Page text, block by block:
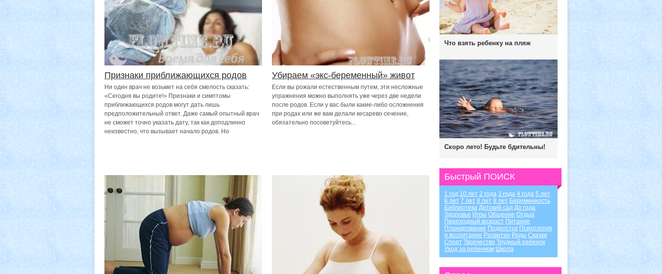
Признаки приближающихся родов
Ни один врач не возьмет на себя смелость сказать:
«Сегодня вы родите!» Признаки и симптомы
приближающихся родов могут дать лишь
предположительный ответ. Даже самый опытный врач
не сможет точно указать дату, так как доподлинно
неизвестно, что вызывает начало родов. Но
Убираем «экс-беременный» живот
Если вы рожали естественным путем, эти несложные
упражнения можно выполнять уже через две недели
после родов. Если у вас были какие-либо осложнения
при родах или же вам делали кесарево сечение,
обязательно посоветуйтесь...
Что взять ребенку на пляж
Скоро лето! Будьте бдительны!
Быстрый ПОИСК
1 год 10 лет 2 года 3 года 4 года 5 лет
6 лет 7 лет 8 лет 9 лет Беременность
Библиотека Детский сад До года
Здоровье Игры Общение Отдых
Переходный возраст Питание
Планирование Подросток Психология
и воспитание Развитие Роды Сказки
Спорт Творчество Трудный ребенок
Уход за ребенком Школа